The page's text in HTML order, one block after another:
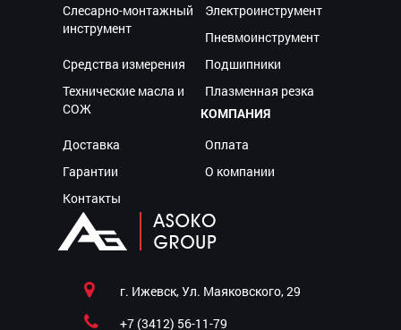
Слесарно-монтажный
инструмент
Электроинструмент
Пневмоинструмент
Средства измерения
Подшипники
Технические масла и
СОЖ
Плазменная резка
КОМПАНИЯ
Доставка
Оплата
Гарантии
О компании
Контакты
г. Ижевск, Ул. Маяковского, 29
+7 (3412) 56-11-79